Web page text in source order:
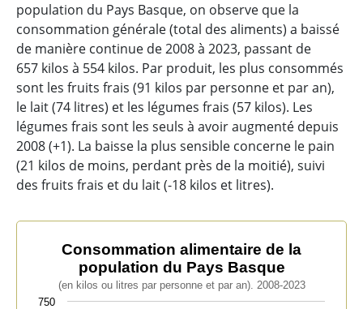
population du Pays Basque, on observe que la
consommation générale (total des aliments) a baissé
de manière continue de 2008 à 2023, passant de
657 kilos à 554 kilos. Par produit, les plus consommés
sont les fruits frais (91 kilos par personne et par an),
le lait (74 litres) et les légumes frais (57 kilos). Les
légumes frais sont les seuls à avoir augmenté depuis
2008 (+1). La baisse la plus sensible concerne le pain
(21 kilos de moins, perdant près de la moitié), suivi
des fruits frais et du lait (-18 kilos et litres).
Consommation alimentaire de la population du Pays
Line chart with 12 lines.
(en kilos ou litres par personne et par an). 2008-2023
Consommation alimentaire de la
population du Pays Basque
(en kilos ou litres par personne et par an). 2008-2023
750